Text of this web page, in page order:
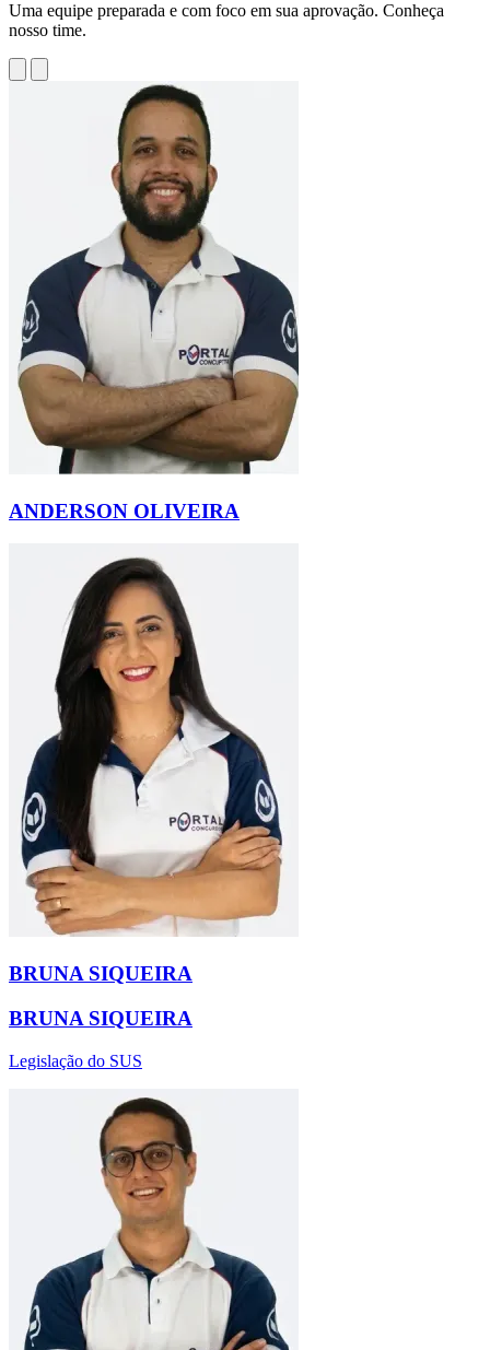
Uma equipe preparada e com foco em sua aprovação. Conheça
nosso time.
ANDERSON OLIVEIRA
BRUNA SIQUEIRA
BRUNA SIQUEIRA
Legislação do SUS